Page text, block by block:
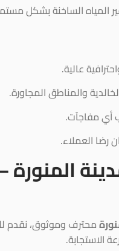
المياه الساخنة بشكل
عالية.
والمناطق المجاورة.
أي مفاجآت.
العملاء.
محترف وموثوق، نقدم
الاستجابة.